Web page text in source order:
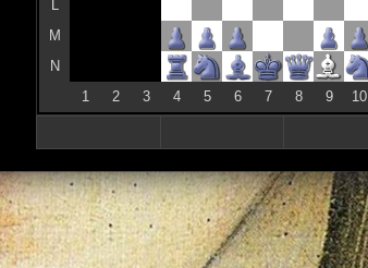
M
N
1
2 3 4 5 6 7 8 9 10